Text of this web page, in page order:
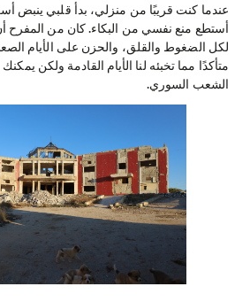
عندما كنت قريبًا من منزلي، بدأ قلبي ينبض
أستطع منع نفسي من البكاء. كان من المفرح
لكل الضغوط والقلق، والحزن على الأيام
متأكدًا مما تخبئه لنا الأيام القادمة ولكن
الشعب السوري.